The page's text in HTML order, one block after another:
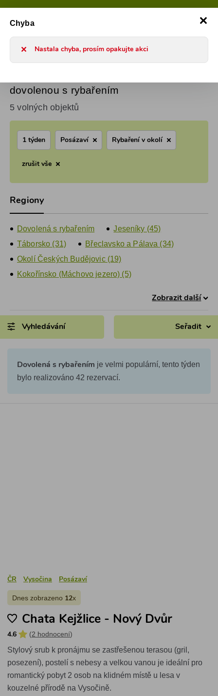
Chaty a chalupy 2026 Ubytování v chatě u vody pro
dovolenou s rybařením
5 volných objektů
1 týden Posázaví Rybaření v okolí
zrušit vše
Regiony
Dovolená s rybařením
Jeseníky (45)
Táborsko (31)
Břeclavsko a Pálava (34)
Okolí Českých Budějovic (19)
Kokořínsko (Máchovo jezero) (5)
Zobrazit další
Vyhledávání Seřadit
Dovolená s rybařením je velmi populární, tento týden
bylo realizováno 42 rezervací.
ČR Vysočina Posázaví
Dnes zobrazeno 12x
Chata Kejžlice - Nový Dvůr
4.6 (2 hodnocení)
Stylový srub k pronájmu se zastřešenou terasou (gril,
posezení), postelí s nebesy a velkou vanou je ideální pro
romantický pobyt 2 osob na klidném místě u lesa v
kouzelné přírodě na Vysočině.
Chyba
Nastala chyba, prosím opakujte akci